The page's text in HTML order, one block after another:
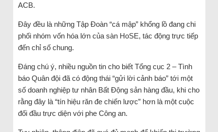
ACB.
Đây đều là những Tập Đoàn “cá mập” khổng lồ đang chi
phối nhóm vốn hóa lớn của sàn HoSE, tác động trực tiếp
đến chỉ số chung.
Đáng chú ý, nhiều nguồn tin cho biết Tổng cục 2 – Tình
báo Quân đội đã có động thái “gửi lời cảnh báo” tới một
số doanh nghiệp tư nhân Bất Động sản hàng đầu, khi cho
rằng đây là “tín hiệu răn đe chiến lược” hơn là một cuộc
đối đầu trực diện với phe Công an.